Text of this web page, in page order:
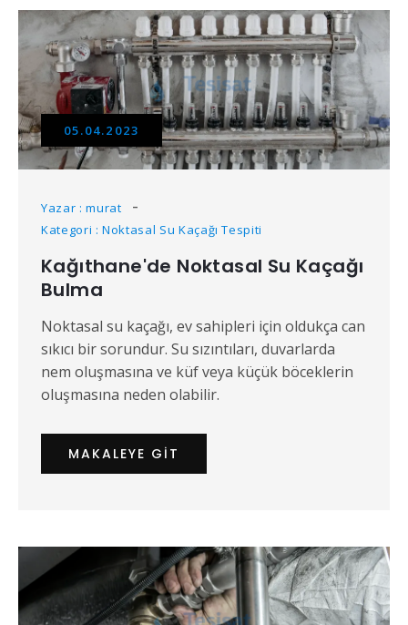
05.04.2023
Yazar : murat
Kategori : Noktasal Su Kaçağı Tespiti
Kağıthane'de Noktasal Su Kaçağı
Bulma
Noktasal su kaçağı, ev sahipleri için oldukça can
sıkıcı bir sorundur. Su sızıntıları, duvarlarda
nem oluşmasına ve küf veya küçük böceklerin
oluşmasına neden olabilir.
MAKALEYE GIT